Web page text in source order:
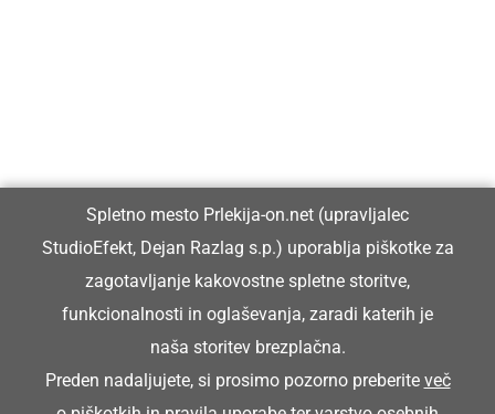
Glavni in odgovorni urednik:
Dejan Razlag
info@prlekija-on.net
Spletno mesto Prlekija-on.net (upravljalec
StudioEfekt, Dejan Razlag s.p.) uporablja piškotke za
zagotavljanje kakovostne spletne storitve,
funkcionalnosti in oglaševanja, zaradi katerih je
naša storitev brezplačna.
Preden nadaljujete, si prosimo pozorno preberite več